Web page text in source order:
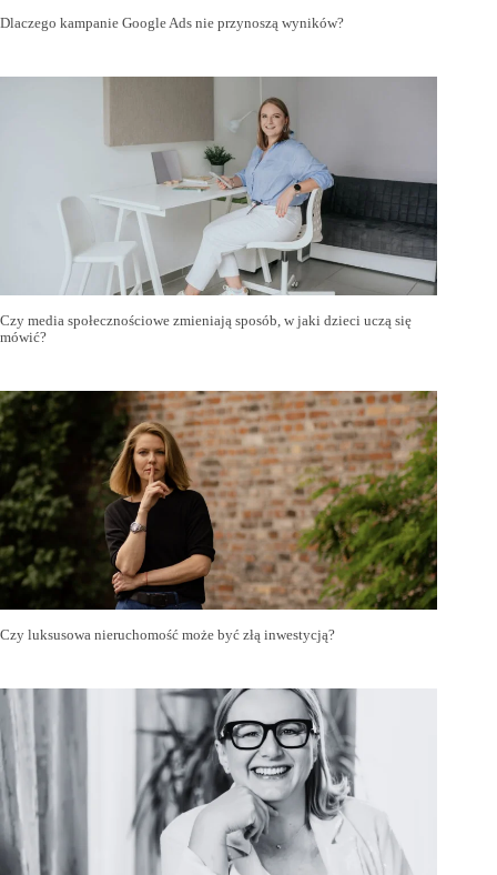
Dlaczego kampanie Google Ads nie przynoszą wyników?
Czy media społecznościowe zmieniają sposób, w jaki dzieci uczą się
mówić?
Czy luksusowa nieruchomość może być złą inwestycją?